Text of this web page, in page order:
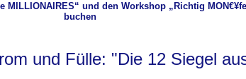
MILLIONAIRES“ und den Workshop „Richtig
buchen
und Fülle: "Die 12 Siegel